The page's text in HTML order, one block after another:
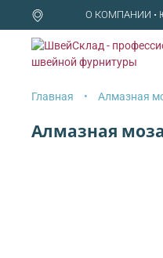
О КОМПАНИИ •
Главная Алмазная
Алмазная